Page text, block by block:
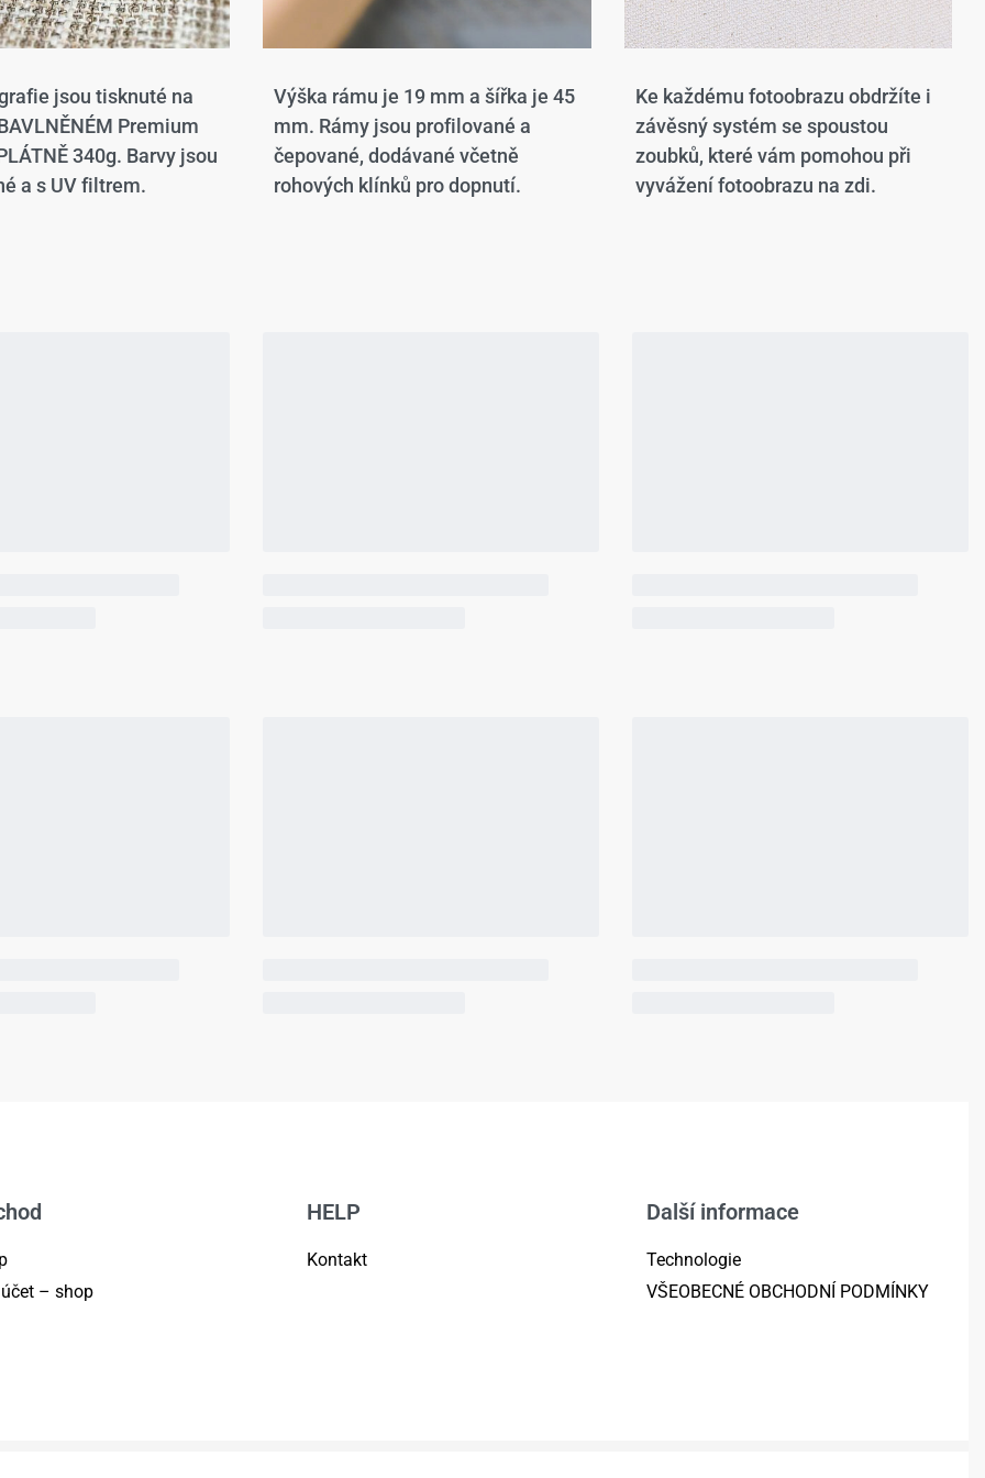
jsou tisknuté na
Premium
340g. Barvy jsou
a s UV filtrem.
Výška rámu je 19 mm a šířka je 45
mm. Rámy jsou profilované a
čepované, dodávané včetně
rohových klínků pro dopnutí.
Ke každému fotoobrazu obdržíte i
závěsný systém se spoustou
zoubků, které vám pomohou při
vyvážení fotoobrazu na zdi.
– shop
HELP
Kontakt
Další informace
Technologie
VŠEOBECNÉ OBCHODNÍ PODMÍNKY